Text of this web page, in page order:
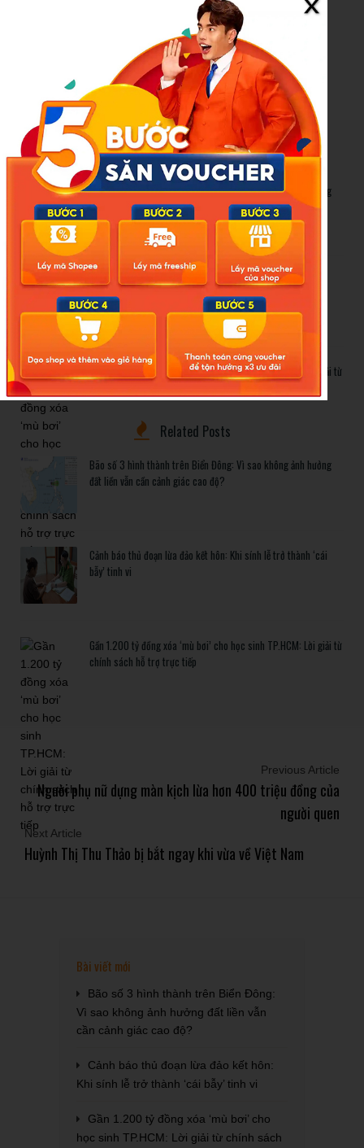
gay-gat-hon-du-bao-thoi-diem-bao-hoat-dong-
New Posts
Bão số 3 hình thành trên Biển Đông: Vì sao không ảnh hưởng
đất liền vẫn cần cảnh giác cao độ?
Cảnh báo thủ đoạn lừa đảo kết hôn: Khi sính lễ trở thành ‘cái
bẫy’ tinh vi
Gần 1.200 tỷ đồng xóa ‘mù bơi’ cho học sinh TP.HCM: Lời giải từ
chính sách hỗ trợ trực tiếp
Related Posts
Bão số 3 hình thành trên Biển Đông: Vì sao không ảnh hưởng
đất liền vẫn cần cảnh giác cao độ?
Cảnh báo thủ đoạn lừa đảo kết hôn: Khi sính lễ trở thành ‘cái
bẫy’ tinh vi
Gần 1.200 tỷ đồng xóa ‘mù bơi’ cho học sinh TP.HCM: Lời giải từ
chính sách hỗ trợ trực tiếp
Previous Article
Người phụ nữ dựng màn kịch lừa hơn 400 triệu đồng của
người quen
Next Article
Huỳnh Thị Thu Thảo bị bắt ngay khi vừa về Việt Nam
Bài viết mới
Bão số 3 hình thành trên Biển Đông:
Vì sao không ảnh hưởng đất liền vẫn
cần cảnh giác cao độ?
Cảnh báo thủ đoạn lừa đảo kết hôn:
Khi sính lễ trở thành ‘cái bẫy’ tinh vi
Gần 1.200 tỷ đồng xóa ‘mù bơi’ cho
học sinh TP.HCM: Lời giải từ chính sách